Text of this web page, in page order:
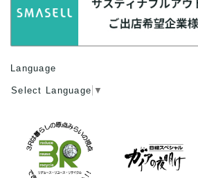
Language
Select Language ▼